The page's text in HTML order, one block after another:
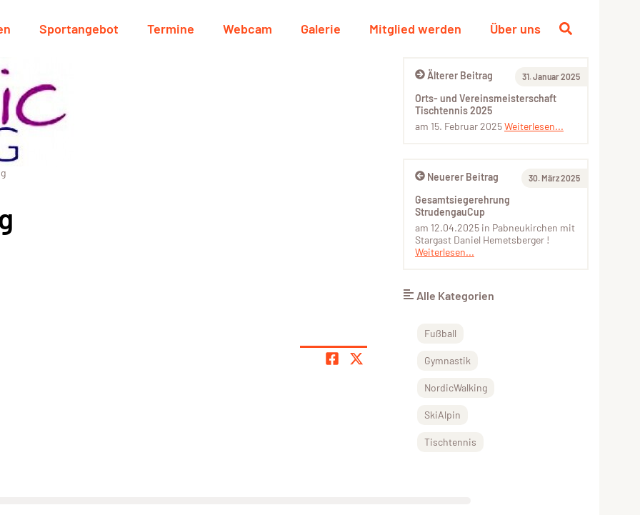
Sportangebot Termine Webcam Galerie Mitglied werden Über uns
Älterer Beitrag 31. Januar 2025
Orts- und Vereinsmeisterschaft
Tischtennis 2025
am 15. Februar 2025Weiterlesen...
Neuerer Beitrag 30. März 2025
Gesamtsiegerehrung
StrudengauCup
am 12.04.2025 in Pabneukirchen mit
Stargast Daniel Hemetsberger !
Weiterlesen...
Alle Kategorien
Fußball
Gymnastik
NordicWalking
SkiAlpin
Tischtennis